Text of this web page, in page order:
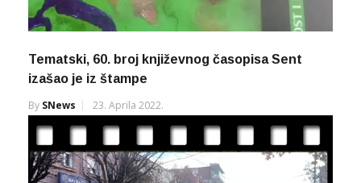
Tematski, 60. broj književnog časopisa Sent
izašao je iz štampe
By SNews 23. Aprila 2022.